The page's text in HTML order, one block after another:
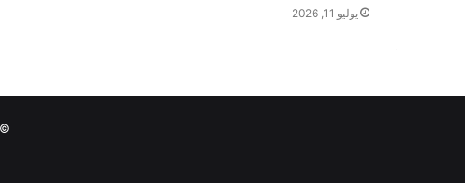
يوليو 11, 2026
© Copyright 2026, All Rights Reserved |